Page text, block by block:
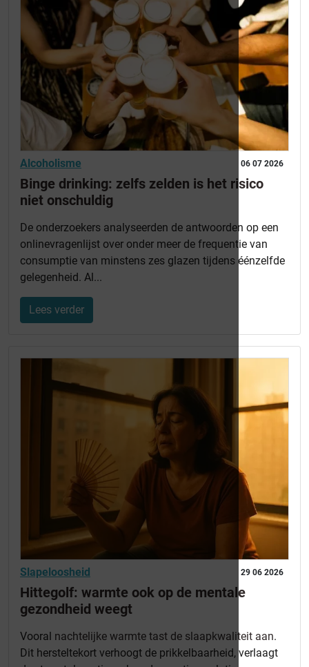
06 07 2026
Alcoholisme
Binge drinking: zelfs zelden is het risico
niet onschuldig
De onderzoekers analyseerden de antwoorden op een
onlinevragenlijst over onder meer de frequentie van
consumptie van minstens zes glazen tijdens éénzelfde
gelegenheid. Al...
Lees verder
29 06 2026
Slapeloosheid
Hittegolf: warmte ook op de mentale
gezondheid weegt
Vooral nachtelijke warmte tast de slaapkwaliteit aan.
Dit hersteltekort verhoogt de prikkelbaarheid, verlaagt